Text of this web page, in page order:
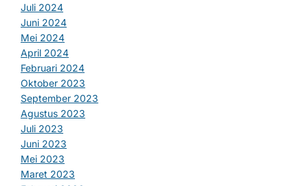
Juli 2024
Juni 2024
Mei 2024
April 2024
Februari 2024
Oktober 2023
September 2023
Agustus 2023
Juli 2023
Juni 2023
Mei 2023
Maret 2023